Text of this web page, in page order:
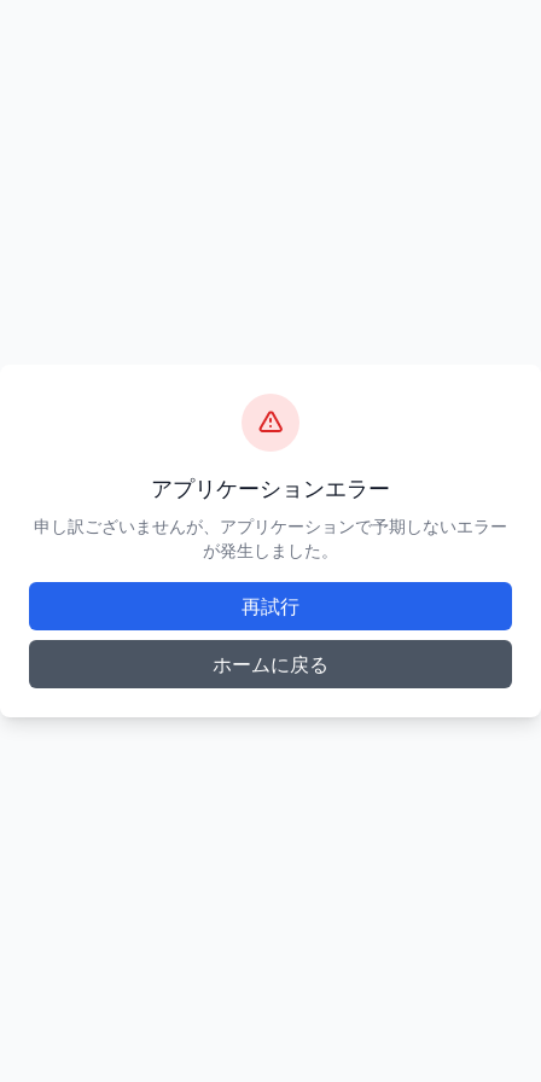
アプリケーションエラー
申し訳ございませんが、アプリケーションで予期しないエラー
が発生しました。
再試行
ホームに戻る